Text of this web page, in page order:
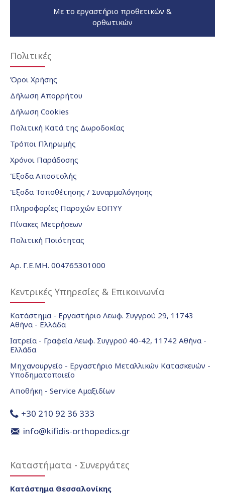
Με το εργαστήριο προθετικών &
ορθωτικών
Πολιτικές
Όροι Χρήσης
Δήλωση Απορρήτου
Δήλωση Cookies
Πολιτική Κατά της Δωροδοκίας
Τρόποι Πληρωμής
Χρόνοι Παράδοσης
Έξοδα Αποστολής
Έξοδα Τοποθέτησης / Συναρμολόγησης
Πληροφορίες Παροχών ΕΟΠΥΥ
Πίνακες Μετρήσεων
Πολιτική Ποιότητας
Αρ. Γ.Ε.ΜΗ. 004765301000
Κεντρικές Υπηρεσίες & Επικοινωνία
Κατάστημα - Εργαστήριο Λεωφ. Συγγρού 29, 11743
Αθήνα - Ελλάδα
Ιατρεία - Γραφεία Λεωφ. Συγγρού 40-42, 11742 Αθήνα -
Ελλάδα
Μηχανουργείο - Εργαστήριο Μεταλλικών Κατασκευών -
Υποδηματοποιείο
Αποθήκη - Service Αμαξιδίων
+30 210 92 36 333
info@kifidis-orthopedics.gr
Καταστήματα - Συνεργάτες
Κατάστημα Θεσσαλονίκης